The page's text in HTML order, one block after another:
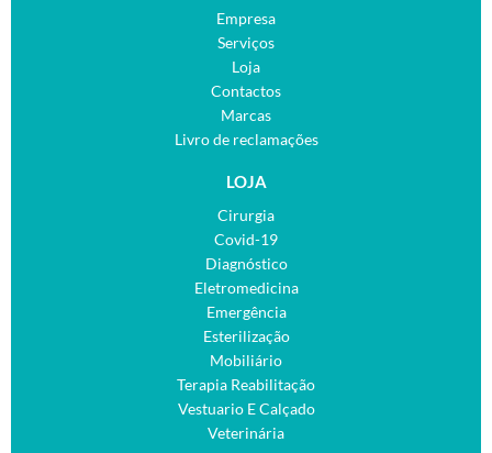
Empresa
Serviços
Loja
Contactos
Marcas
Livro de reclamações
LOJA
Cirurgia
Covid-19
Diagnóstico
Eletromedicina
Emergência
Esterilização
Mobiliário
Terapia Reabilitação
Vestuario E Calçado
Veterinária